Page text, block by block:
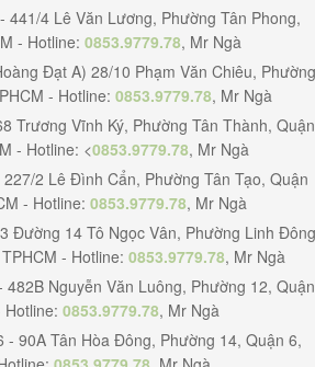
441/4 Lê Văn Lương, Phường Tân Phong,
- Hotline: 0853.9779.78, Mr Ngà
Đạt A) 28/10 Phạm Văn Chiêu, Phường
- Hotline: 0853.9779.78, Mr Ngà
Trương Vĩnh Ký, Phường Tân Thành, Quận
- Hotline: <0853.9779.78, Mr Ngà
2 Lê Đình Cẩn, Phường Tân Tạo, Quận
- Hotline: 0853.9779.78, Mr Ngà
Đường 14 Tô Ngọc Vân, Phường Linh
- Hotline: 0853.9779.78, Mr Ngà
482B Nguyễn Văn Luông, Phường 12, Quận
Hotline: 0853.9779.78, Mr Ngà
- 90A Tân Hòa Đông, Phường 14, Quận 6,